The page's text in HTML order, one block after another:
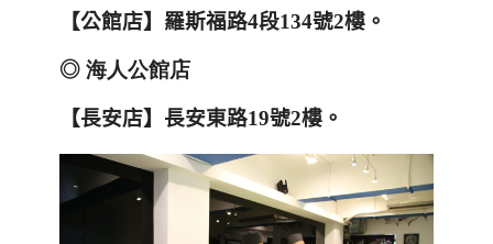
【公館店】 羅斯福路4段134號2樓 。
◎ 海人公館店
【長安店】 長安東路19號2樓 。